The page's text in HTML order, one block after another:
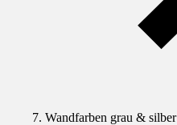
Wandfarben grau & silber